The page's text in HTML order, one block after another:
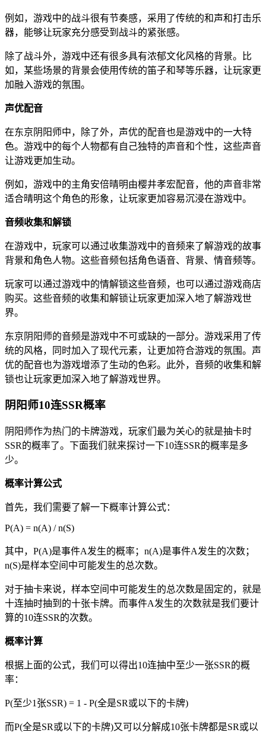
例如，游戏中的战斗很有节奏感，采用了传统的和声和打击乐
器，能够让玩家充分感受到战斗的紧张感。
除了战斗外，游戏中还有很多具有浓郁文化风格的背景。比
如，某些场景的背景会使用传统的笛子和琴等乐器，让玩家更
加融入游戏的氛围。
声优配音
在东京阴阳师中，除了外，声优的配音也是游戏中的一大特
色。游戏中的每个人物都有自己独特的声音和个性，这些声音
让游戏更加生动。
例如，游戏中的主角安倍晴明由樱井孝宏配音，他的声音非常
适合晴明这个角色的形象，让玩家更加容易沉浸在游戏中。
音频收集和解锁
在游戏中，玩家可以通过收集游戏中的音频来了解游戏的故事
背景和角色人物。这些音频包括角色语音、背景、情音频等。
玩家可以通过游戏中的情解锁这些音频，也可以通过游戏商店
购买。这些音频的收集和解锁让玩家更加深入地了解游戏世
界。
东京阴阳师的音频是游戏中不可或缺的一部分。游戏采用了传
统的风格，同时加入了现代元素，让更加符合游戏的氛围。声
优的配音也为游戏增添了生动的色彩。此外，音频的收集和解
锁也让玩家更加深入地了解游戏世界。
阴阳师10连SSR概率
阴阳师作为热门的卡牌游戏，玩家们最为关心的就是抽卡时
SSR的概率了。下面我们就来探讨一下10连SSR的概率是多
少。
概率计算公式
首先，我们需要了解一下概率计算公式：
P(A) = n(A) / n(S)
其中，P(A)是事件A发生的概率；n(A)是事件A发生的次数；
n(S)是样本空间中可能发生的总次数。
对于抽卡来说，样本空间中可能发生的总次数是固定的，就是
十连抽时抽到的十张卡牌。而事件A发生的次数就是我们要计
算的10连SSR的次数。
概率计算
根据上面的公式，我们可以得出10连抽中至少一张SSR的概
率：
P(至少1张SSR) = 1 - P(全是SR或以下的卡牌)
而P(全是SR或以下的卡牌)又可以分解成10张卡牌都是SR或以